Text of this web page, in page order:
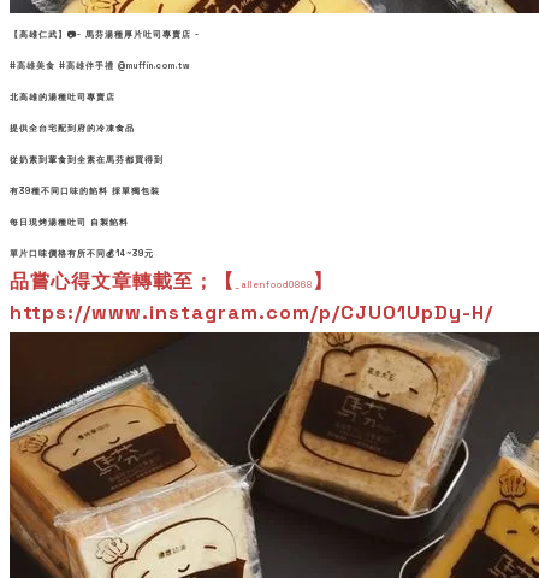
【高雄仁武】📷- 馬芬湯種厚片吐司專賣店 -
#高雄美食 #高雄伴手禮 @muffin.com.tw
北高雄的湯種吐司專賣店
提供全台宅配到府的冷凍食品
從奶素到葷食到全素在馬芬都買得到
有39種不同口味的餡料 採單獨包裝
每日現烤湯種吐司 自製餡料
單片口味價格有所不同💰14~39元
品嘗心得文章轉載至；【 _allenfood0868 】
https://www.instagram.com/p/CJU01UpDy-H/